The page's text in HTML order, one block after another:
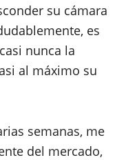
su cámara
es
nunca la
al máximo su
semanas, me
del mercado,